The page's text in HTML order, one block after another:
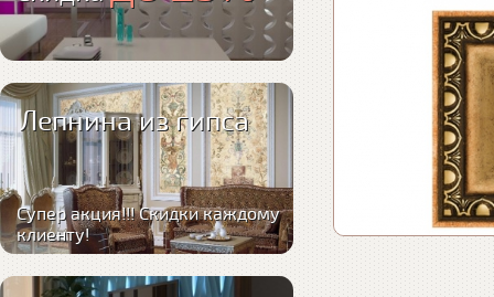
Лепнина из гипса
Супер акция!!! Скидки каждому
клиенту!